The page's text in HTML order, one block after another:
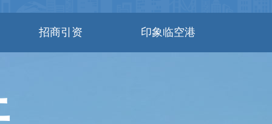
招商引资 印象临空港